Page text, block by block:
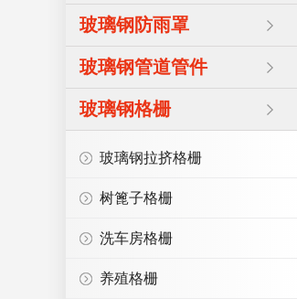
玻璃钢防雨罩
玻璃钢管道管件
玻璃钢格栅
玻璃钢拉挤格栅
树篦子格栅
洗车房格栅
养殖格栅